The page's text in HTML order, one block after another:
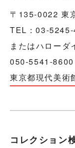
〒135-0022 東
TEL：03-5245-
またはハローダ
050-5541-8600
東京都現代美術
コレクション